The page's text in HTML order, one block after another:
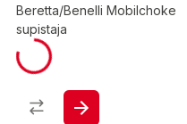
Beretta/Benelli Mobilchoke
supistaja